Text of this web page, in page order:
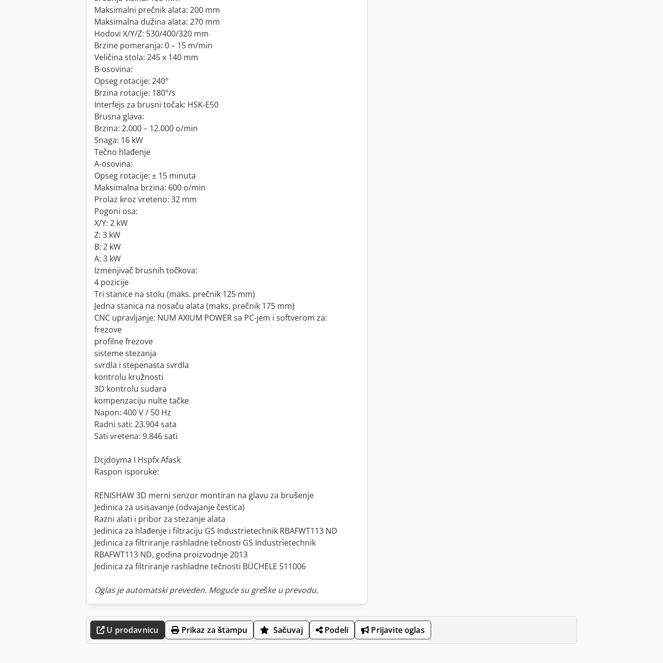
Maksimalni prečnik alata: 200 mm
Maksimalna dužina alata: 270 mm
Hodovi X/Y/Z: 530/400/320 mm
Brzine pomeranja: 0 – 15 m/min
Veličina stola: 245 x 140 mm
B-osovina:
Opseg rotacije: 240°
Brzina rotacije: 180°/s
Interfejs za brusni točak: HSK-E50
Brusna glava:
Brzina: 2.000 – 12.000 o/min
Snaga: 16 kW
Tečno hlađenje
A-osovina:
Opseg rotacije: ± 15 minuta
Maksimalna brzina: 600 o/min
Prolaz kroz vreteno: 32 mm
Pogoni osa:
X/Y: 2 kW
Z: 3 kW
B: 2 kW
A: 3 kW
Izmenjivač brusnih točkova:
4 pozicije
Tri stanice na stolu (maks. prečnik 125 mm)
Jedna stanica na nosaču alata (maks. prečnik 175 mm)
CNC upravljanje: NUM AXIUM POWER sa PC-jem i softverom za:
frezove
profilne frezove
sisteme stezanja
svrdla i stepenasta svrdla
kontrolu kružnosti
3D kontrolu sudara
kompenzaciju nulte tačke
Napon: 400 V / 50 Hz
Radni sati: 23.904 sata
Sati vretena: 9.846 sati
Dcjdoyma I Hspfx Afask
Raspon isporuke:
RENISHAW 3D merni senzor montiran na glavu za brušenje
Jedinica za usisavanje (odvajanje čestica)
Razni alati i pribor za stezanje alata
Jedinica za hlađenje i filtraciju GS Industrietechnik RBAFWT113 ND
Jedinica za filtriranje rashladne tečnosti GS Industrietechnik
RBAFWT113 ND, godina proizvodnje 2013
Jedinica za filtriranje rashladne tečnosti BÜCHELE 511006
Oglas je automatski preveden. Moguće su greške u prevodu.
U prodavnicu Prikaz za štampu Sačuvaj Podeli Prijavite oglas